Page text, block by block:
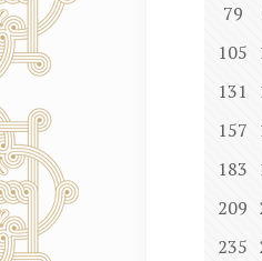
79
105
131
157
183
209
235